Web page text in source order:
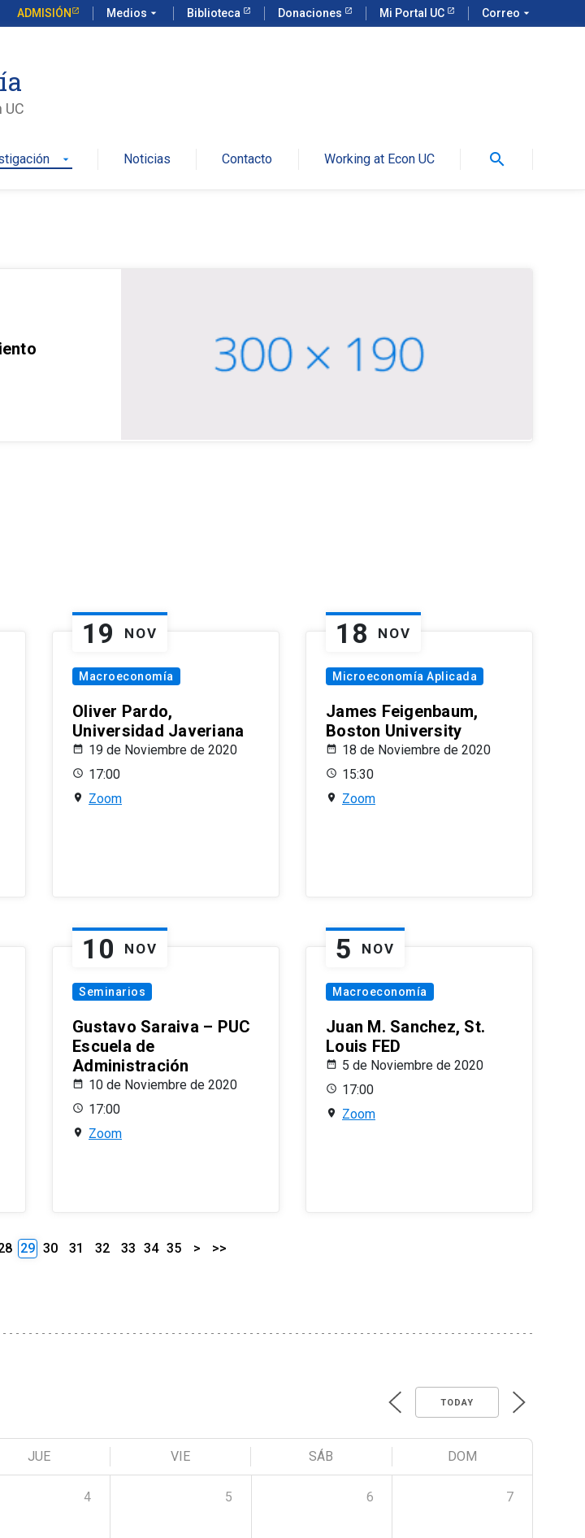
ADMISIÓN Medios arrow_drop_down Biblioteca Donaciones Mi Portal UC Correo arrow_drop_down
UC
arrow_drop_down Noticias Contacto Working at Econ UC search
19 NOV
Macroeconomía
Oliver Pardo,
Universidad Javeriana
19 de Noviembre de 2020
17:00
Zoom
18 NOV
Microeconomía Aplicada
James Feigenbaum,
Boston University
18 de Noviembre de 2020
15:30
Zoom
10 NOV
Seminarios
Gustavo Saraiva – PUC
Escuela de
Administración
10 de Noviembre de 2020
17:00
Zoom
5 NOV
Macroeconomía
Juan M. Sanchez, St.
Louis FED
5 de Noviembre de 2020
17:00
Zoom
29 30 31 32 33 34 35 > >>
TODAY
JUE VIE SÁB DOM
4 5 6 7